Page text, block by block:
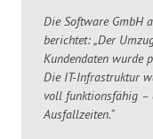
Die Software GmbH
berichtet: „Der
Kundendaten wurde
Die IT-Infrastruktur
voll funktionsfähig –
Ausfallzeiten.“